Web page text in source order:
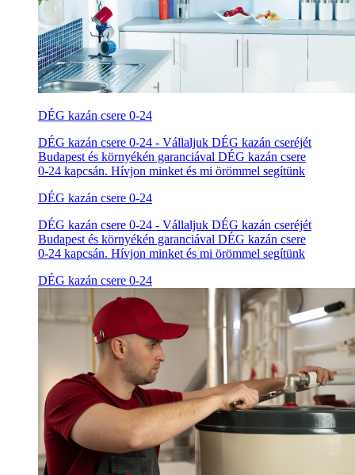
DÉG kazán csere 0-24
DÉG kazán csere 0-24 - Vállaljuk DÉG kazán cseréjét
Budapest és környékén garanciával DÉG kazán csere
0-24 kapcsán. Hívjon minket és mi örömmel segítünk
DÉG kazán csere 0-24
DÉG kazán csere 0-24 - Vállaljuk DÉG kazán cseréjét
Budapest és környékén garanciával DÉG kazán csere
0-24 kapcsán. Hívjon minket és mi örömmel segítünk
DÉG kazán csere 0-24